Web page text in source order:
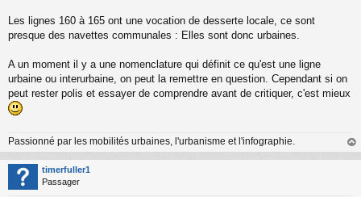
n
u
Les lignes 160 à 165 ont une vocation de desserte locale, ce sont
presque des navettes communales : Elles sont donc urbaines.
A un moment il y a une nomenclature qui définit ce qu'est une ligne
urbaine ou interurbaine, on peut la remettre en question. Cependant si on
peut rester polis et essayer de comprendre avant de critiquer, c'est mieux
Passionné par les mobilités urbaines, l'urbanisme et l'infographie.
au
timerfuller1
Passager